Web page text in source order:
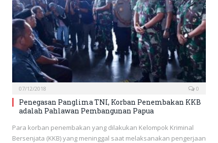
07/12/2018 0
Penegasan Panglima TNI, Korban Penembakan KKB
adalah Pahlawan Pembangunan Papua
Para korban penembakan yang dilakukan Kelompok Kriminal
Bersenjata (KKB) yang meninggal saat melaksanakan pengerjaan